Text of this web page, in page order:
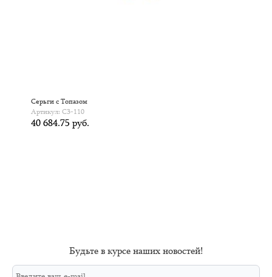
Серьги с Топазом
Артикул: С3-110
40 684.75 руб.
Будьте в курсе наших новостей!